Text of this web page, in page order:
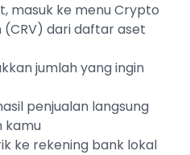
masuk ke menu Crypto
(CRV) dari daftar aset
jumlah yang ingin
penjualan langsung
kamu
ke rekening bank lokal